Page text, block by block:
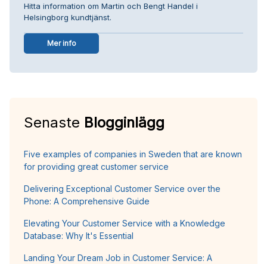
Hitta information om Martin och Bengt Handel i
Helsingborg kundtjänst.
Mer info
Senaste Blogginlägg
Five examples of companies in Sweden that are known
for providing great customer service
Delivering Exceptional Customer Service over the
Phone: A Comprehensive Guide
Elevating Your Customer Service with a Knowledge
Database: Why It's Essential
Landing Your Dream Job in Customer Service: A